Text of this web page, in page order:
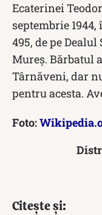
Ecaterinei
septembrie
495, de pe
Mureş. Bărbatul
Târnăveni, dar
pentru acesta.
Foto:
Citește și: